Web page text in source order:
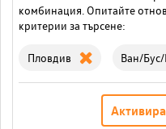
комбинация. Опитайте
критерии за търсене:
Пловдив Ван/